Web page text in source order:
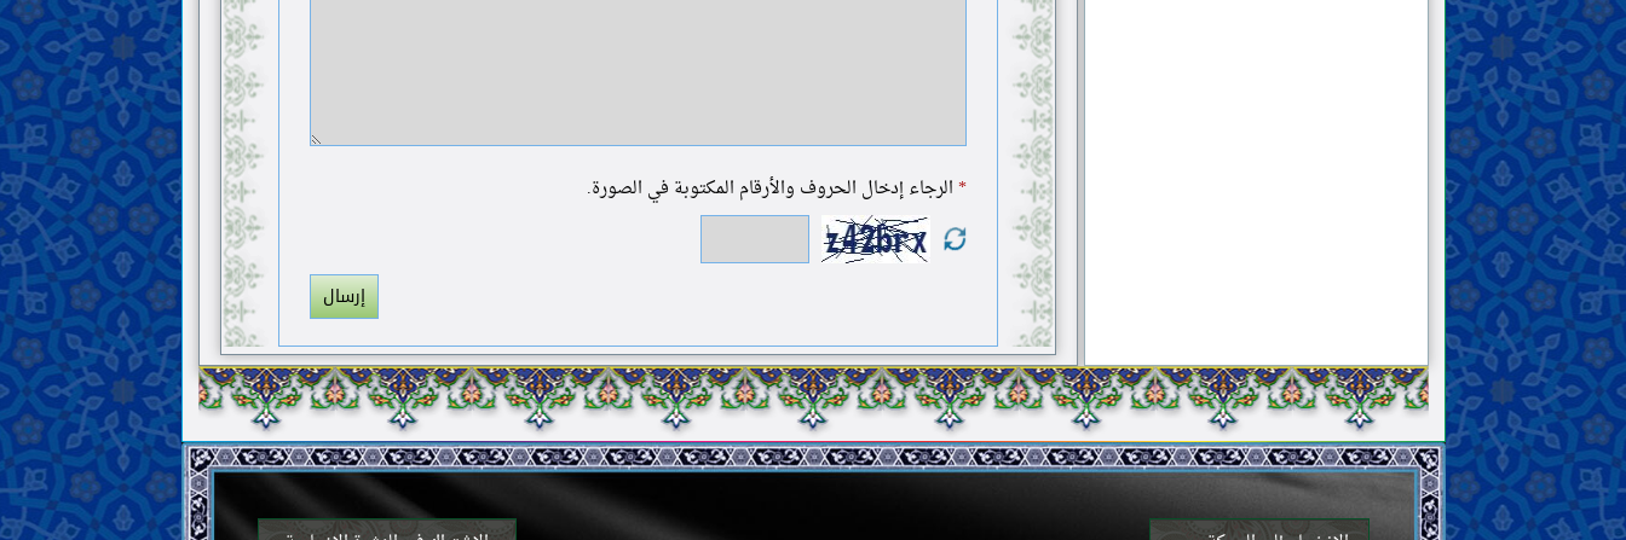
*الرجاء إدخال الحروف والأرقام المكتوبة في الصورة.